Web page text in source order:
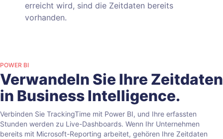
erreicht wird, sind die Zeitdaten bereits
vorhanden.
POWER BI
Verwandeln Sie Ihre Zeitdaten
in Business Intelligence.
Verbinden Sie TrackingTime mit Power BI, und Ihre erfassten
Stunden werden zu Live-Dashboards. Wenn Ihr Unternehmen
bereits mit Microsoft-Reporting arbeitet, gehören Ihre Zeitdaten